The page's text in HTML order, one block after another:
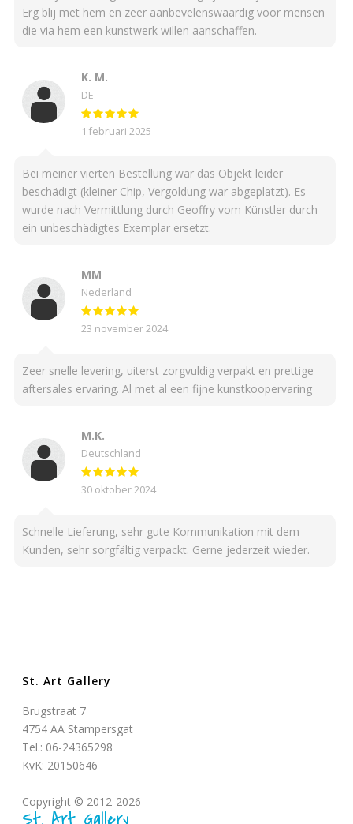
Erg blij met hem en zeer aanbevelenswaardig voor mensen
die via hem een kunstwerk willen aanschaffen.
K. M.
DE
1 februari 2025
Bei meiner vierten Bestellung war das Objekt leider
beschädigt (kleiner Chip, Vergoldung war abgeplatzt). Es
wurde nach Vermittlung durch Geoffry vom Künstler durch
ein unbeschädigtes Exemplar ersetzt.
MM
Nederland
23 november 2024
Zeer snelle levering, uiterst zorgvuldig verpakt en prettige
aftersales ervaring. Al met al een fijne kunstkoopervaring
M.K.
Deutschland
30 oktober 2024
Schnelle Lieferung, sehr gute Kommunikation mit dem
Kunden, sehr sorgfältig verpackt. Gerne jederzeit wieder.
St. Art Gallery
Brugstraat 7
4754 AA Stampersgat
Tel.: 06-24365298
KvK: 20150646
Copyright © 2012-2026